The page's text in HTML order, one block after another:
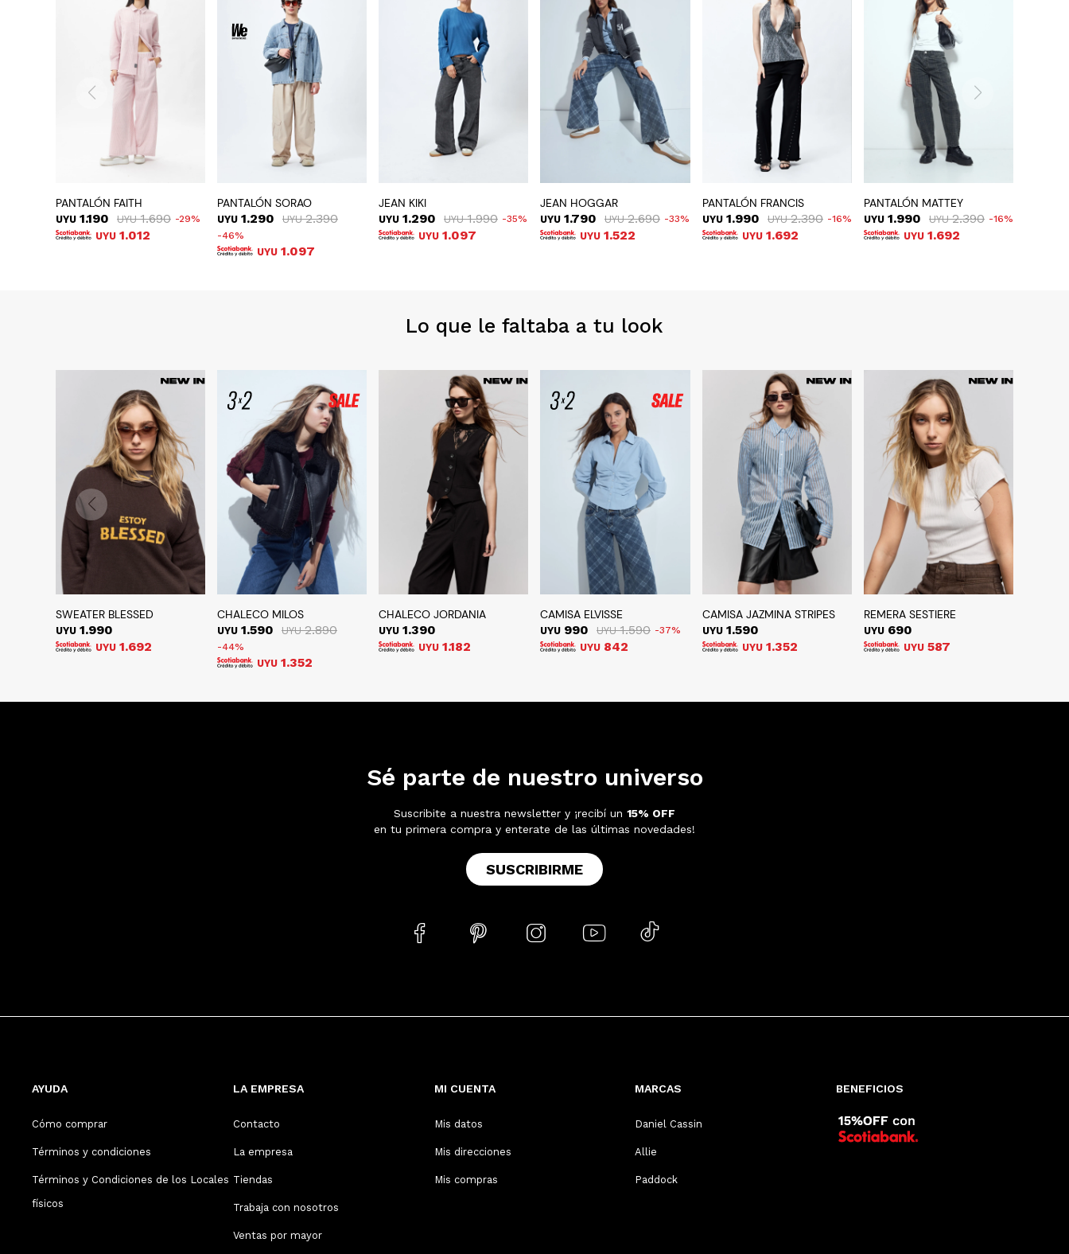
PANTALÓN FAITH
UYU 1.190 UYU 1.690 29
UYU 1.012
PANTALÓN SORAO
UYU 1.290 UYU 2.390
46
UYU 1.097
JEAN KIKI
UYU 1.290 UYU 1.990 35
UYU 1.097
JEAN HOGGAR
UYU 1.790 UYU 2.690 33
UYU 1.522
PANTALÓN FRANCIS
UYU 1.990 UYU 2.390 16
UYU 1.692
PANTALÓN MATTEY
UYU 1.990 UYU 2.390 16
UYU 1.692
Lo que le faltaba a tu look
SWEATER BLESSED
UYU 1.990
UYU 1.692
CHALECO MILOS
UYU 1.590 UYU 2.890
44
UYU 1.352
CHALECO JORDANIA
UYU 1.390
UYU 1.182
CAMISA ELVISSE
UYU 990 UYU 1.590 37
UYU 842
CAMISA JAZMINA STRIPES
UYU 1.590
UYU 1.352
REMERA SESTIERE
UYU 690
UYU 587
AYUDA
Cómo comprar
Términos y condiciones
Términos y Condiciones de los Locales
físicos
LA EMPRESA
Contacto
La empresa
Tiendas
Trabaja con nosotros
Ventas por mayor
MI CUENTA
Mis datos
Mis direcciones
Mis compras
MARCAS
Daniel Cassin
Allie
Paddock
BENEFICIOS
Sé parte de nuestro universo
Suscribite a nuestra newsletter y ¡recibí un 15% OFF
en tu primera compra y enterate de las últimas novedades!
SUSCRIBIRME
    